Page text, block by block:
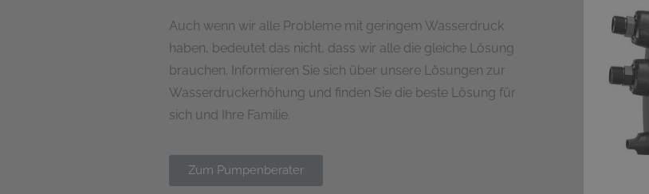
Auch wenn wir alle Probleme mit geringem Wasserdruck
haben, bedeutet das nicht, dass wir alle die gleiche Lösung
brauchen. Informieren Sie sich über unsere Lösungen zur
Wasserdruckerhöhung und finden Sie die beste Lösung für
sich und Ihre Familie.
Zum Pumpenberater